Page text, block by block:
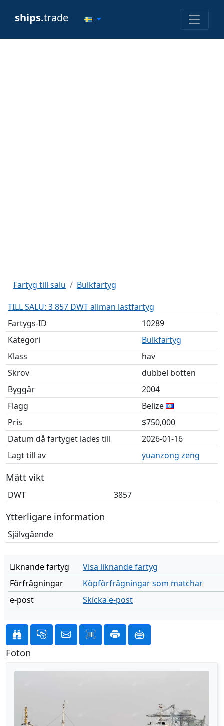
ships.trade
Fartyg till salu
Bulkfartyg
TILL SALU: 3 857 DWT allmän lastfartyg
Fartygs-ID
10289
Kategori
Bulkfartyg
Klass
hav
Skrov
dubbel botten
Byggår
2004
Flagg
Belize
Pris
$750,000
Datum då fartyget lades till
2026-01-16
Lagt till av
yuanzong zeng
Mätt vikt
DWT 3857
Ytterligare information
Självgående
Liknande fartyg
Visa liknande fartyg
Förfrågningar
Köpförfrågningar som matchar
e-post
Skicka e-post
Foton